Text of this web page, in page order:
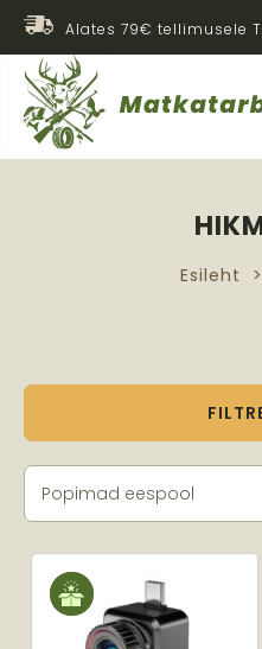
Alates 79€ tellimusele
Esileht